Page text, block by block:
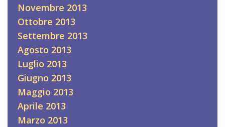
Novembre 2013
Ottobre 2013
Settembre 2013
Agosto 2013
Luglio 2013
Giugno 2013
Maggio 2013
Aprile 2013
Marzo 2013